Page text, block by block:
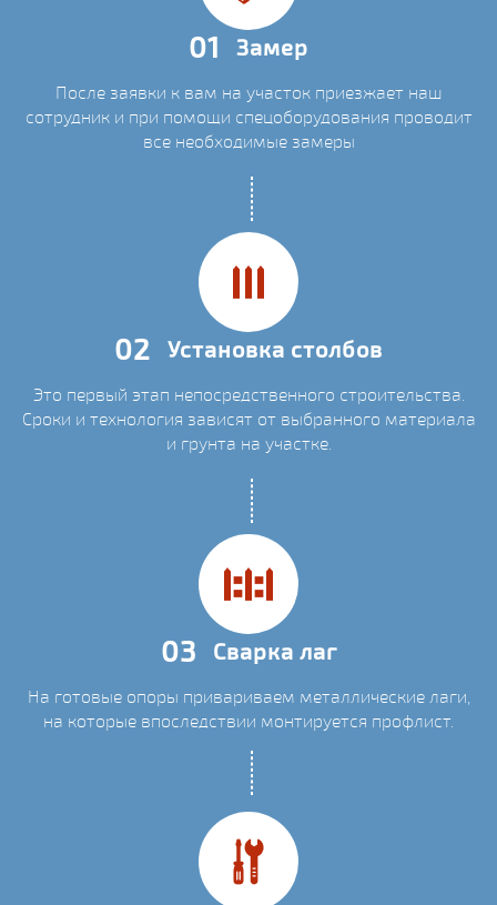
01 Замер
После заявки к вам на участок приезжает наш
сотрудник и при помощи спецоборудования проводит
все необходимые замеры
02 Установка столбов
Это первый этап непосредственного строительства.
Сроки и технология зависят от выбранного материала
и грунта на участке.
03 Сварка лаг
На готовые опоры привариваем металлические лаги,
на которые впоследствии монтируется профлист.